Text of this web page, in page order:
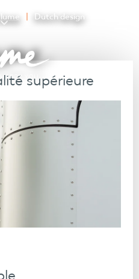
Dutch design
supérieure